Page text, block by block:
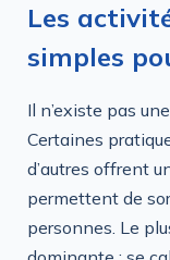
Les
simples
Il n’existe pas
Certaines
d’autres offrent
permettent de
personnes. Le